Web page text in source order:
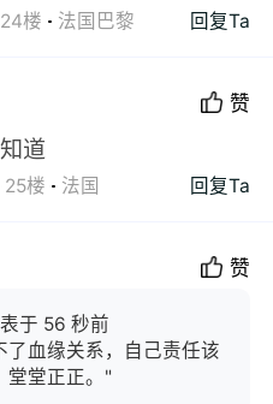
24楼 法国巴黎 回复Ta
赞
道
25楼 法国 回复Ta
赞
于 56 秒前
了血缘关系，自己责任该
堂堂正正。"